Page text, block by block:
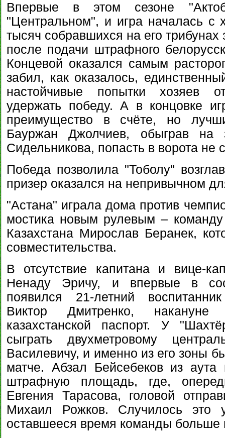
Впервые в этом сезоне
"Центральном", и игра началась с
тысяч собравшихся на его
после подачи штрафного
Концевой оказался самым
забил, как оказалось,
настойчивые попытки хозяев
удержать победу. А в концовке
преимущество в счёте, но
Бауржан Джолчиев, обыграв на
Сидельникова, попасть в ворота не
Победа позволила "Тоболу"
призер оказался на непривычном
"Астана" играла дома против
мостика новым рулевым –
Казахстана Мирослав Беранек,
совместительства.
В отсутствие капитана и вице-
Ненаду Эричу, и впервые в
появился 21-летний
Виктор Дмитренко, накануне
казахстанской паспорт. У
сыграть двухметровому
Василевичу, и именно из его зоны
матче. Абзал Бейсебеков из
штрафную площадь, где,
Евгения Тарасова, головой
Михаил Рожков. Случилось
оставшееся время команды больше